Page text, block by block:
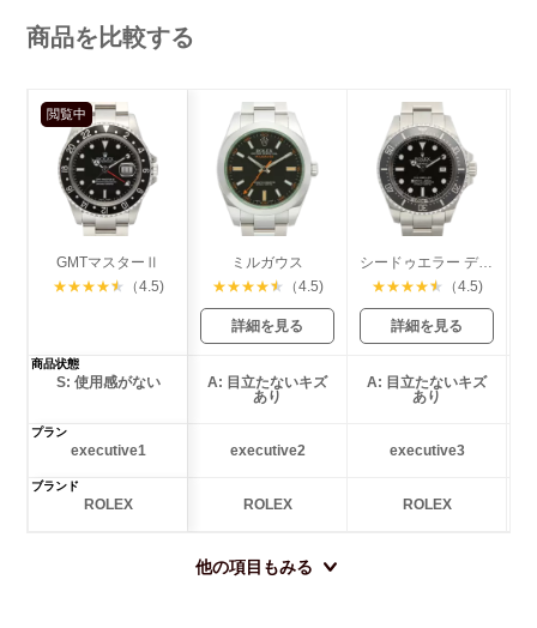
商品を比較する
閲覧中
GMTマスターⅡ
★★★★★ （4.5)
ミルガウス
★★★★★ （4.5)
詳細を見る
シードゥエラー ディープシー
★★★★★ （4.5)
詳細を見る
商品状態
S: 使用感がない
A: 目立たないキズ
あり
A: 目立たないキズ
あり
プラン
executive1 executive2 executive3
ブランド
ROLEX ROLEX ROLEX
他の項目もみる